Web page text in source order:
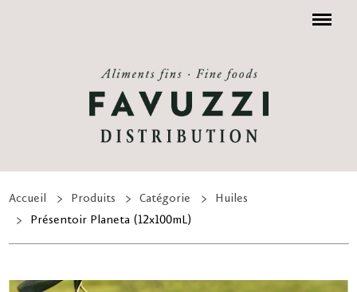
Menu
Accueil Produits Catégorie
Huiles
Présentoir Planeta (12x100mL)